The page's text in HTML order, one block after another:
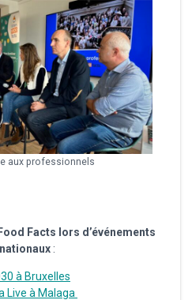
aux professionnels
Facts lors d’événements
:
à Bruxelles
Live à Malaga